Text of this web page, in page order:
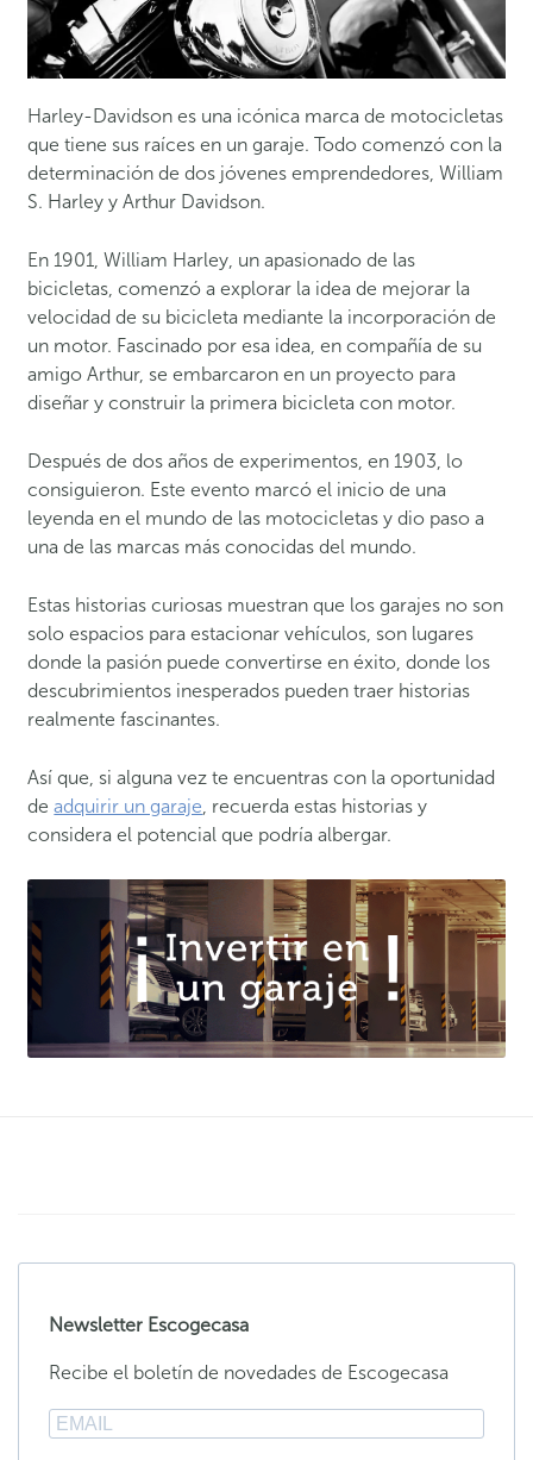
Harley-Davidson es una icónica marca de motocicletas
que tiene sus raíces en un garaje. Todo comenzó con la
determinación de dos jóvenes emprendedores, William
S. Harley y Arthur Davidson.
En 1901, William Harley, un apasionado de las
bicicletas, comenzó a explorar la idea de mejorar la
velocidad de su bicicleta mediante la incorporación de
un motor. Fascinado por esa idea, en compañía de su
amigo Arthur, se embarcaron en un proyecto para
diseñar y construir la primera bicicleta con motor.
Después de dos años de experimentos, en 1903, lo
consiguieron. Este evento marcó el inicio de una
leyenda en el mundo de las motocicletas y dio paso a
una de las marcas más conocidas del mundo.
Estas historias curiosas muestran que los garajes no son
solo espacios para estacionar vehículos, son lugares
donde la pasión puede convertirse en éxito, donde los
descubrimientos inesperados pueden traer historias
realmente fascinantes.
Así que, si alguna vez te encuentras con la oportunidad
deadquirir un garaje, recuerda estas historias y
considera el potencial que podría albergar.
Newsletter Escogecasa
Recibe el boletín de novedades de Escogecasa